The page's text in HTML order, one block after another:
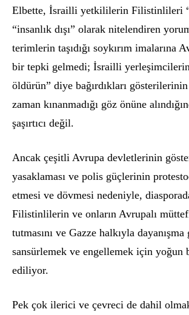
Elbette, İsrailli yetkililerin Filistinlileri
“insanlık dışı” olarak nitelendiren
terimlerin taşıdığı soykırım imalarına
bir tepki gelmedi; İsrailli
öldürün” diye bağırdıkları gö
zaman kınanmadığı göz önüne al
şaşırtıcı değil.
Ancak çeşitli Avrupa devletlerinin gö
yasaklaması ve polis güçlerinin
etmesi ve dövmesi nedeniyle,
Filistinlilerin ve onların Avrupalı
tutmasını ve Gazze halkıyla dayanışma
sansürlemek ve engellemek için yoğun
ediliyor.
Pek çok ilerici ve çevreci de dahil